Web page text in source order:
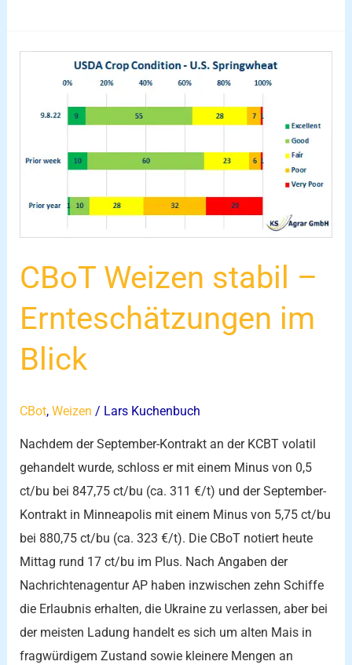
CBoT Weizen stabil –
Ernteschätzungen im
Blick
CBot,Weizen / Lars Kuchenbuch
Nachdem der September-Kontrakt an der KCBT volatil
gehandelt wurde, schloss er mit einem Minus von 0,5
ct/bu bei 847,75 ct/bu (ca. 311 €/t) und der September-
Kontrakt in Minneapolis mit einem Minus von 5,75 ct/bu
bei 880,75 ct/bu (ca. 323 €/t). Die CBoT notiert heute
Mittag rund 17 ct/bu im Plus. Nach Angaben der
Nachrichtenagentur AP haben inzwischen zehn Schiffe
die Erlaubnis erhalten, die Ukraine zu verlassen, aber bei
der meisten Ladung handelt es sich um alten Mais in
fragwürdigem Zustand sowie kleinere Mengen an
Ernteschätzungen
Blick